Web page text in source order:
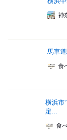
神
馬車
食
横浜市
定...
食